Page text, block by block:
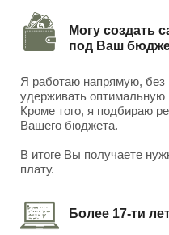
Могу создать
под Ваш
Я работаю напрямую, без
удерживать оптимальную
Кроме того, я подбираю
Вашего бюджета.
В итоге Вы получаете
плату.
Более 17-ти